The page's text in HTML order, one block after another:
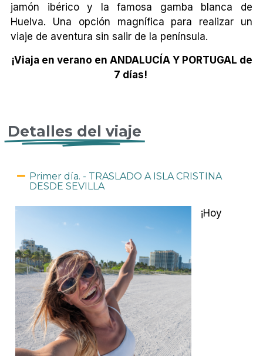
jamón ibérico y la famosa gamba blanca de
Huelva. Una opción magnífica para realizar un
viaje de aventura sin salir de la península.
¡Viaja en verano en ANDALUCÍA Y PORTUGAL de
7 días!
Detalles del viaje
Primer día. - TRASLADO A ISLA CRISTINA
DESDE SEVILLA
¡Hoy